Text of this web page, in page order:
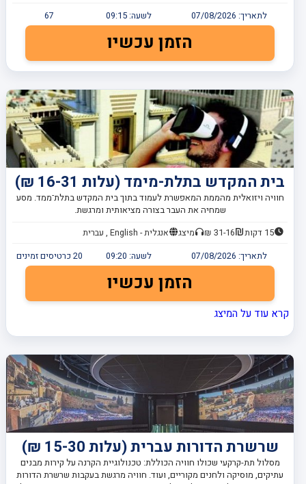
לתאריך: 07/08/2026 לשעה:09:15
67
הזמן עכשיו
בית המקדש בתלת-מימד (עלות 16-31 ₪)
חוויה ויזואלית מהממת המאפשרת לעמוד בתוך בית המקדש בתלת־ממד. מסע
שמחיה את העבר בצורה מציאותית ומרגשת.
15 דקות 31-16 ₪ מיצג
אנגלית - English , עברית
לתאריך: 07/08/2026 לשעה: 09:20
20 כרטיסים זמינים
הזמן עכשיו
קרא עוד על המיצג
שרשרת הדורות עברית (עלות 15-30 ₪)
מסלול תת-קרקעי שכולו חוויה הכוללת: טכנולוגיית הקרנה על קירות מבנים
עתיקים, מוסיקה ולחנים מקוריים, ועוד. חוויה מרגשת בעקבות שרשרת הדורות